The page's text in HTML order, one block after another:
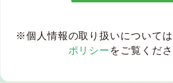
※個人情報の取り扱いについては
ポリシー をご覧くださ